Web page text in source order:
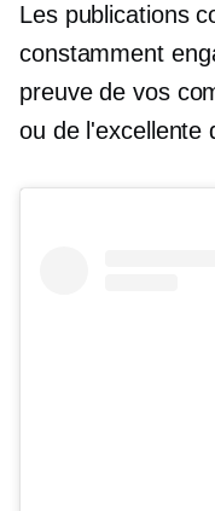
Les publications
constamment
preuve de vos
ou de l'excellente